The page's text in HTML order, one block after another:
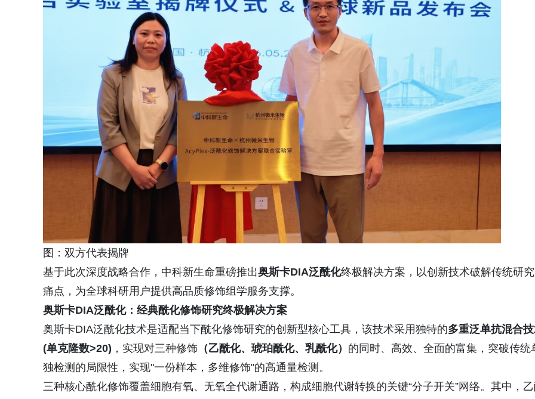
图：双方代表揭牌
基于此次深度战略合作，中科新生命重磅推出奥斯卡DIA泛酰化终极解决方案，以创新技术破解传统研究
痛点，为全球科研用户提供高品质修饰组学服务支撑。
奥斯卡DIA泛酰化：经典酰化修饰研究终极解决方案
奥斯卡DIA泛酰化技术是适配当下酰化修饰研究的创新型核心工具，该技术采用独特的多重泛单抗混合
(单克隆数>20) ，实现对三种修饰 （乙酰化、琥珀酰化、乳酰化） 的同时、高效、全面的富集，突破传统
独检测的局限性，实现"一份样本，多维修饰"的高通量检测。
三种核心酰化修饰覆盖细胞有氧、无氧全代谢通路，构成细胞代谢转换的关键“分子开关”网络。其中，